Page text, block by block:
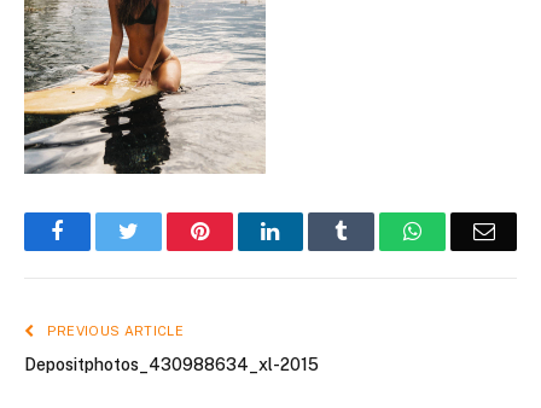
FacebookTwitter PinterestLinkedIn Tumblr WhatsApp
PREVIOUS ARTICLE
Depositphotos_430988634_xl-2015